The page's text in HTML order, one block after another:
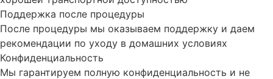
Поддержка после процедуры
После процедуры мы оказываем поддержку и даем
рекомендации по уходу в домашних условиях
Конфиденциальность
Мы гарантируем полную конфиденциальность и не